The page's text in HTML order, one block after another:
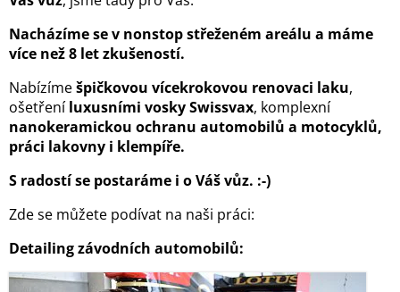
Nacházíme se v nonstop střeženém areálu a máme
více než 8 let zkušeností.
Nabízímešpičkovou vícekrokovou renovaci laku,
ošetřeníluxusními vosky Swissvax, komplexní
nanokeramickou ochranu automobilů a motocyklů,
práci lakovny i klempíře.
S radostí se postaráme i o Váš vůz. :-)
Zde se můžete podívat na naši práci:
Detailing závodních automobilů: